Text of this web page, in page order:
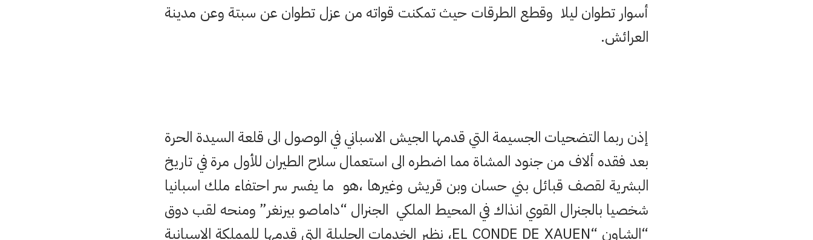
أسوار تطوان ليلا وقطع الطرقات حيث تمكنت قواته من عزل تطوان عن سبتة وعن مدينة
العرائش.
إذن ربما التضحيات الجسيمة التي قدمها الجيش الاسباني في الوصول الى قلعة السيدة الحرة
بعد فقده ألاف من جنود المشاة مما اضطره الى استعمال سلاح الطيران للأول مرة في تاريخ
البشرية لقصف قبائل بني حسان وبن قريش وغيرها ،هو ما يفسر سر احتفاء ملك اسبانيا
شخصيا بالجنرال القوي انذاك في المحيط الملكي الجنرال “داماصو بيرنغر” ومنحه لقب دوق
“الشاون “EL CONDE DE XAUEN، نظير الخدمات الجليلة التي قدمها للمملكة الاسبانية